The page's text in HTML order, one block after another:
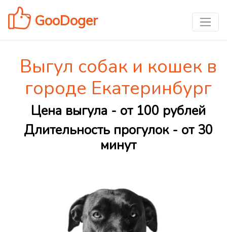
GooDoger
Выгул собак и кошек в
городе Екатеринбург
Цена выгула - от 100 рублей
Длительность прогулок - от 30
минут